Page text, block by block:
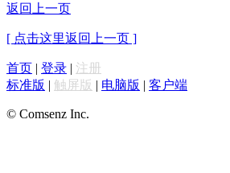
返回上一页
[ 点击这里返回上一页 ]
首页 | 登录 | 注册
标准版 | 触屏版 | 电脑版 | 客户端
© Comsenz Inc.